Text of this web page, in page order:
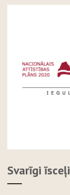
Svarīgi īsceļi